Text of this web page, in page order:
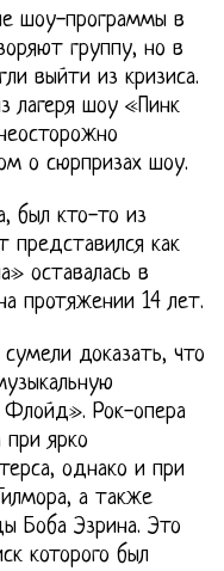
шоу-программы в
группу, но в
выйти из кризиса.
лагеря шоу «Пинк
о сюрпризах шоу.
был кто-то из
представился как
оставалась в
протяжении 14 лет.
доказать, что
Флойд». Рок-опера
при ярко
однако и при
а также
Боба Эзрина. Это
которого был